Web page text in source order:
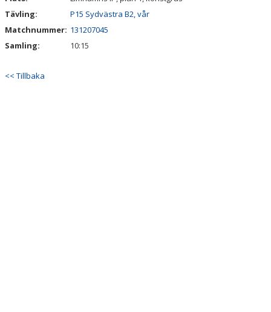
Tävling:
P15 Sydvästra B2, vår
Matchnummer: 131207045
Samling:
10:15
<< Tillbaka